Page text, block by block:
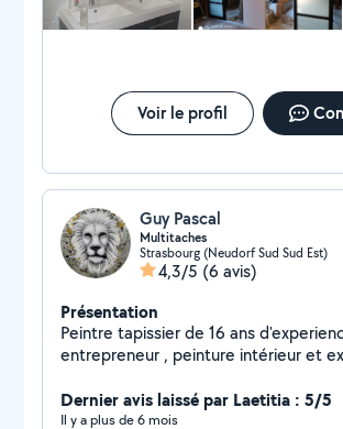
Voir le profil
Guy Pascal
Multitaches
Strasbourg (Neudorf Sud Sud Est)
4,3/5 (6 avis)
Présentation
Peintre tapissier de 16 ans d'experience
entrepreneur , peinture intérieur et extérieur
24h00
Dernier avis laissé par Laetitia : 5/5
Il y a plus de 6 mois